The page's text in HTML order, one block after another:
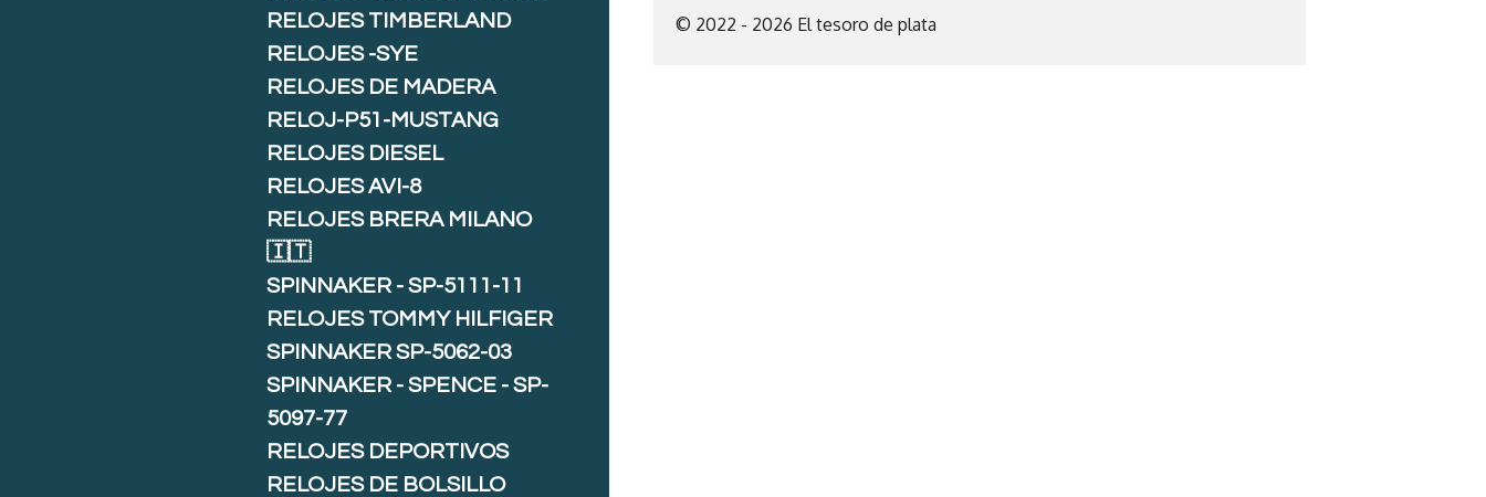
© 2022 - 2026 El tesoro de plata
RELOJES TIMBERLAND
RELOJES -SYE
RELOJES DE MADERA
RELOJ-P51-MUSTANG
RELOJES DIESEL
RELOJES AVI-8
RELOJES BRERA MILANO
🇮🇹
SPINNAKER - SP-5111-11
RELOJES TOMMY HILFIGER
SPINNAKER SP-5062-03
SPINNAKER - SPENCE - SP-
5097-77
RELOJES DEPORTIVOS
RELOJES DE BOLSILLO